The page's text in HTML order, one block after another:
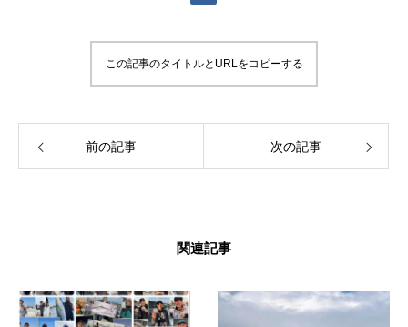
この記事のタイトルとURLをコピーする
前の記事 次の記事
関連記事